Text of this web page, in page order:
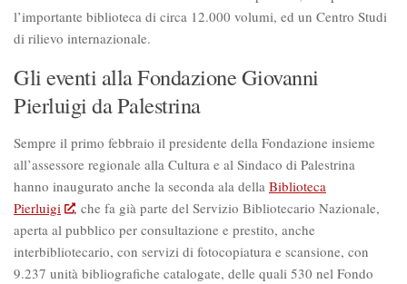
l’importante biblioteca di circa 12.000 volumi, ed un Centro Studi
di rilievo internazionale.
Gli eventi alla Fondazione Giovanni
Pierluigi da Palestrina
Sempre il primo febbraio il presidente della Fondazione insieme
all’assessore regionale alla Cultura e al Sindaco di Palestrina
hanno inaugurato anche la seconda ala della Biblioteca
Pierluigi
, che fa già parte del Servizio Bibliotecario Nazionale,
aperta al pubblico per consultazione e prestito, anche
interbibliotecario, con servizi di fotocopiatura e scansione, con
9.237 unità bibliografiche catalogate, delle quali 530 nel Fondo